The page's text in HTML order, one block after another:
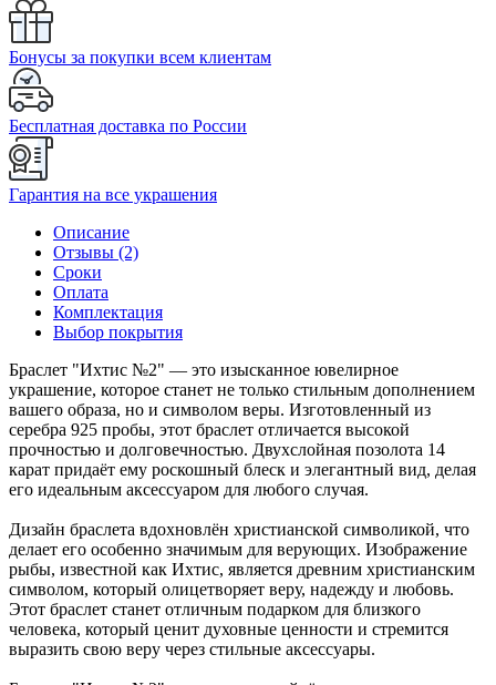
Бонусы за покупки всем клиентам
Бесплатная доставка по России
Гарантия на все украшения
Описание
Отзывы (2)
Сроки
Оплата
Комплектация
Выбор покрытия
Браслет "Ихтис №2" — это изысканное ювелирное
украшение, которое станет не только стильным дополнением
вашего образа, но и символом веры. Изготовленный из
серебра 925 пробы, этот браслет отличается высокой
прочностью и долговечностью. Двухслойная позолота 14
карат придаёт ему роскошный блеск и элегантный вид, делая
его идеальным аксессуаром для любого случая.
Дизайн браслета вдохновлён христианской символикой, что
делает его особенно значимым для верующих. Изображение
рыбы, известной как Ихтис, является древним христианским
символом, который олицетворяет веру, надежду и любовь.
Этот браслет станет отличным подарком для близкого
человека, который ценит духовные ценности и стремится
выразить свою веру через стильные аксессуары.